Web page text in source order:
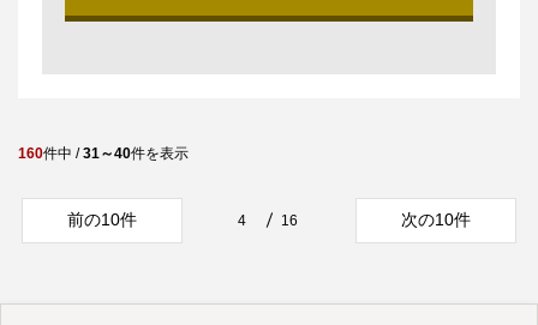
160件中 /31～40件を表示
前の10件 4 16 次の10件